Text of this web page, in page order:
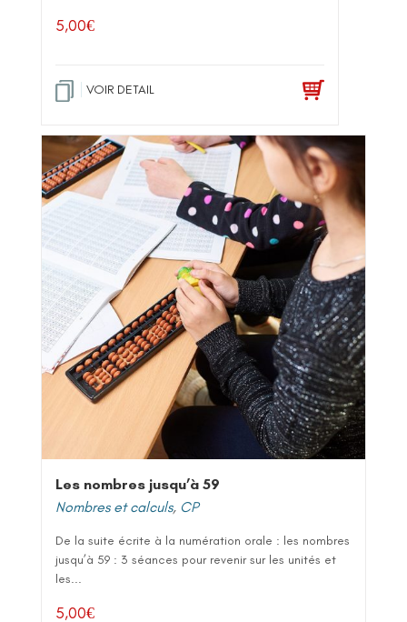
5,00€
VOIR DETAIL
Les nombres jusqu’à 59
Nombres et calculs, CP
De la suite écrite à la numération orale : les nombres
jusqu’à 59 : 3 séances pour revenir sur les unités et
les...
5,00€